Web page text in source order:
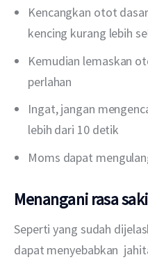
Kencangkan otot
kencing kurang lebih
Kemudian lemaskan
perlahan
Ingat, jangan
lebih dari 10 detik
Moms dapat
Menangani rasa
Seperti yang sudah
dapat menyebabkan